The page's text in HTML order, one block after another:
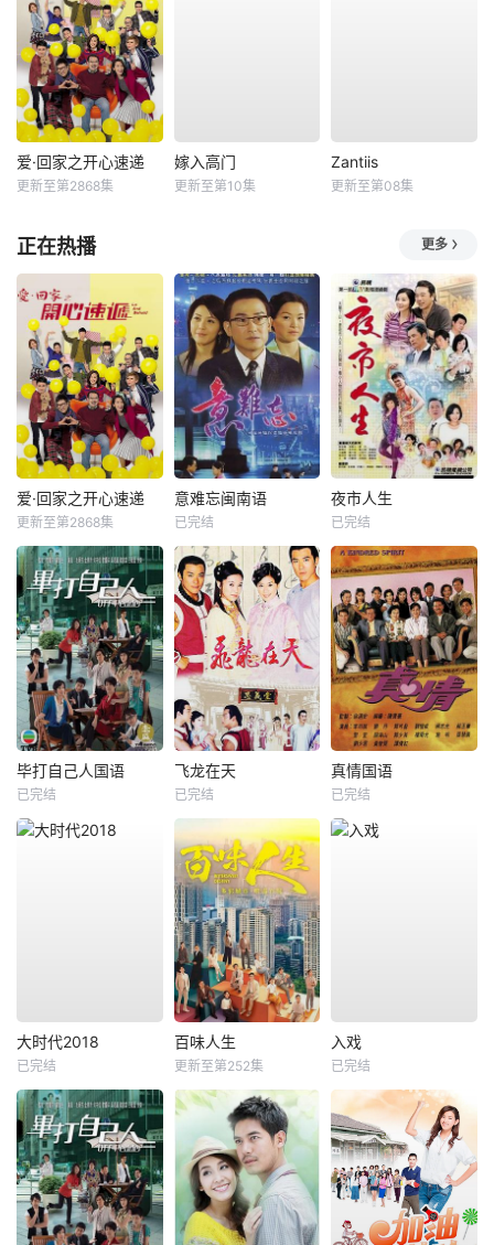
爱·回家之开心速递
更新至第2868集
嫁入高门
更新至第10集
Zantiis
更新至第08集
正在热播 更多
爱·回家之开心速递
更新至第2868集
意难忘闽南语
已完结
夜市人生
已完结
毕打自己人国语
已完结
飞龙在天
已完结
真情国语
已完结
大时代2018
已完结
百味人生
更新至第252集
入戏
已完结